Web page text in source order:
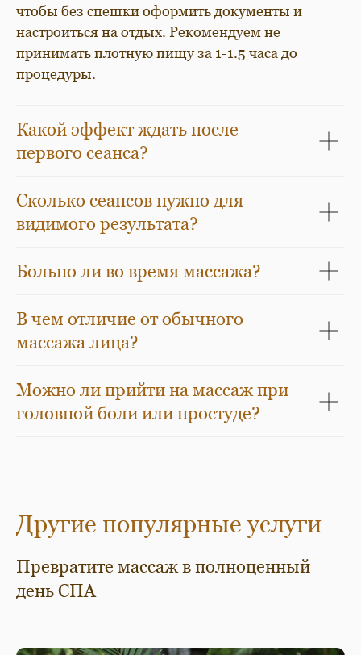
чтобы без спешки оформить документы и
настроиться на отдых. Рекомендуем не
принимать плотную пищу за 1-1.5 часа до
процедуры.
Какой эффект ждать после
первого сеанса?
Сколько сеансов нужно для
видимого результата?
Больно ли во время массажа?
В чем отличие от обычного
массажа лица?
Можно ли прийти на массаж при
головной боли или простуде?
Другие популярные услуги
Превратите массаж в полноценный
день СПА